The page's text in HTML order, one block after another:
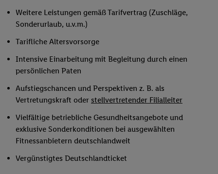
Weitere Leistungen gemäß Tarifvertrag (Zuschläge,
Sonderurlaub, u.v.m.)
Tarifliche Altersvorsorge
Intensive Einarbeitung mit Begleitung durch einen
persönlichen Paten
Aufstiegschancen und Perspektiven z. B. als
Vertretungskraft oder stellvertretender Filialleiter
Vielfältige betriebliche Gesundheitsangebote und
exklusive Sonderkonditionen bei ausgewählten
Fitnessanbietern deutschlandweit
Vergünstigtes Deutschlandticket